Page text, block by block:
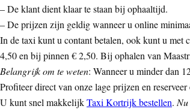
– De klant dient klaar te staan bij ophaaltijd.
– De prijzen zijn geldig wanneer u online
In de taxi kunt u contant betalen, ook kunt u met
4,50 en bij pinnen € 2,50. Bij ophalen van
Belangrijk om te weten: Wanneer u minder dan
Profiteer direct van onze lage prijzen en
U kunt snel makkelijkTaxi Kortrijk bestellen.